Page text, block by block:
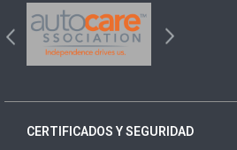
CERTIFICADOS Y SEGURIDAD